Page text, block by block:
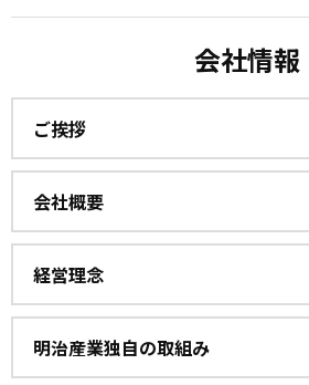
会社情報
ご挨拶
会社概要
経営理念
明治産業独自の取組み